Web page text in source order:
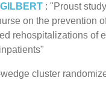
: "Proust
on the prevention
rehospitalizations of
cluster